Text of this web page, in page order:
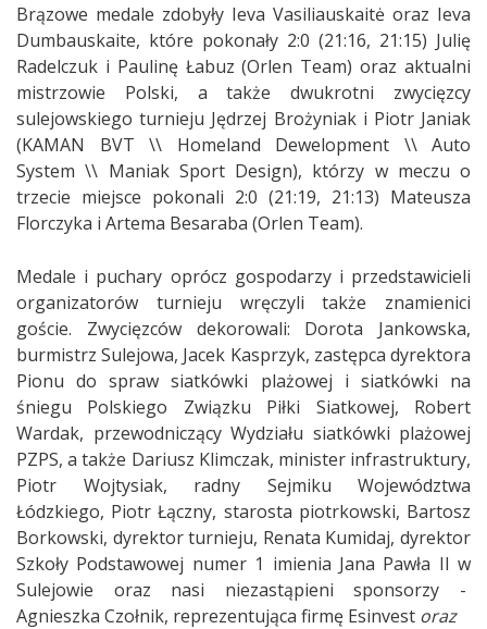
Brązowe medale zdobyły Ieva Vasiliauskaitė oraz Ieva
Dumbauskaite, które pokonały 2:0 (21:16, 21:15) Julię
Radelczuk i Paulinę Łabuz (Orlen Team) oraz aktualni
mistrzowie Polski, a także dwukrotni zwycięzcy
sulejowskiego turnieju Jędrzej Brożyniak i Piotr Janiak
(KAMAN BVT \\ Homeland Dewelopment \\ Auto
System \\ Maniak Sport Design), którzy w meczu o
trzecie miejsce pokonali 2:0 (21:19, 21:13) Mateusza
Florczyka i Artema Besaraba (Orlen Team).
Medale i puchary oprócz gospodarzy i przedstawicieli
organizatorów turnieju wręczyli także znamienici
goście. Zwycięzców dekorowali: Dorota Jankowska,
burmistrz Sulejowa, Jacek Kasprzyk, zastępca dyrektora
Pionu do spraw siatkówki plażowej i siatkówki na
śniegu Polskiego Związku Piłki Siatkowej, Robert
Wardak, przewodniczący Wydziału siatkówki plażowej
PZPS, a także Dariusz Klimczak, minister infrastruktury,
Piotr Wojtysiak, radny Sejmiku Województwa
Łódzkiego, Piotr Łączny, starosta piotrkowski, Bartosz
Borkowski, dyrektor turnieju, Renata Kumidaj, dyrektor
Szkoły Podstawowej numer 1 imienia Jana Pawła II w
Sulejowie oraz nasi niezastąpieni sponsorzy -
Agnieszka Czołnik, reprezentująca firmę Esinvest oraz